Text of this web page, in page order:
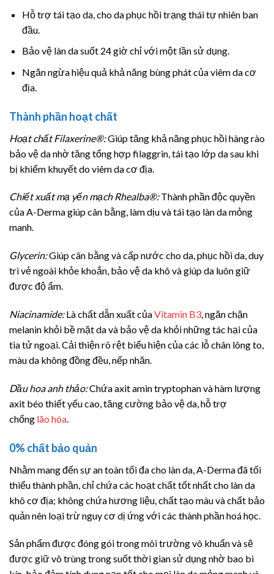
Hỗ trợ tái tạo da, cho da phục hồi trạng thái tự nhiên ban
đầu.
Bảo vệ làn da suốt 24 giờ chỉ với một lần sử dụng.
Ngăn ngừa hiệu quả khả năng bùng phát của viêm da cơ
địa.
Thành phần hoạt chất
Hoạt chất Filaxerine®:Giúp tăng khả năng phục hồi hàng rào
bảo vệ da nhờ tăng tổng hợp filaggrin, tái tạo lớp da sau khi
bị khiếm khuyết do viêm da cơ địa.
Chiết xuất mạ yến mạch Rhealba®:Thành phần độc quyền
của A-Derma giúp cân bằng, làm dịu và tái tạo làn da mỏng
manh.
Glycerin:Giúp cân bằng và cấp nước cho da, phục hồi da, duy
trì vẻ ngoài khỏe khoắn, bảo vệ da khô và giúp da luôn giữ
được độ ẩm.
Niacinamide:Là chất dẫn xuất củaVitamin B3, ngăn chặn
melanin khỏi bề mặt da và bảo vệ da khỏi những tác hại của
tia tử ngoại. Cải thiện rõ rệt biểu hiện của các lỗ chân lông to,
màu da không đồng đều, nếp nhăn.
Dầu hoa anh thảo:Chứa axit amin tryptophan và hàm lượng
axit béo thiết yếu cao, tăng cường bảo vệ da, hỗ trợ
chống lão hóa.
0% chất bảo quản
Nhằm mang đến sự an toàn tối đa cho làn da, A-Derma đã tối
thiểu thành phần, chỉ chứa các hoạt chất tốt nhất cho làn da
khô cơ địa; không chứa hương liệu, chất tạo màu và chất bảo
quản nên loại trừ nguy cơ dị ứng với các thành phần hoá học.
Sản phẩm được đóng gói trong môi trường vô khuẩn và sẽ
được giữ vô trùng trong suốt thời gian sử dụng nhờ bao bì